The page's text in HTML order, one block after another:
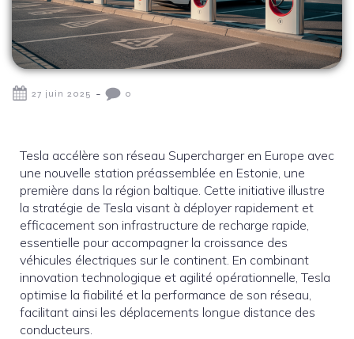
27 juin 2025 - 0
Tesla accélère son réseau Supercharger en Europe avec
une nouvelle station préassemblée en Estonie, une
première dans la région baltique. Cette initiative illustre
la stratégie de Tesla visant à déployer rapidement et
efficacement son infrastructure de recharge rapide,
essentielle pour accompagner la croissance des
véhicules électriques sur le continent. En combinant
innovation technologique et agilité opérationnelle, Tesla
optimise la fiabilité et la performance de son réseau,
facilitant ainsi les déplacements longue distance des
conducteurs.